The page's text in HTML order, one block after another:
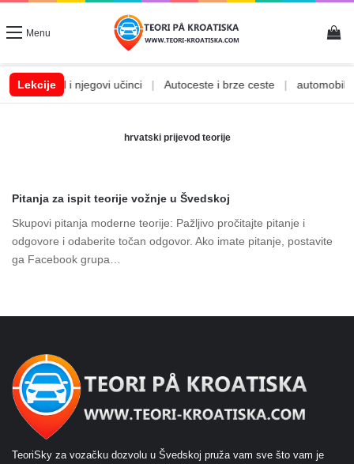
Menu
Lekcije
Alkohol i njegovi učinci Autoceste i brze ceste
hrvatski prijevod teorije
Pitanja za ispit teorije vožnje u Švedskoj
Skupovi pitanja moderne teorije: Pažljivo pročitajte pitanje i
odgovore i odaberite točan odgovor. Ako imate pitanje, postavite
ga Facebook grupa…
TeoriSky za vozačku dozvolu u Švedskoj pruža vam sve što vam je